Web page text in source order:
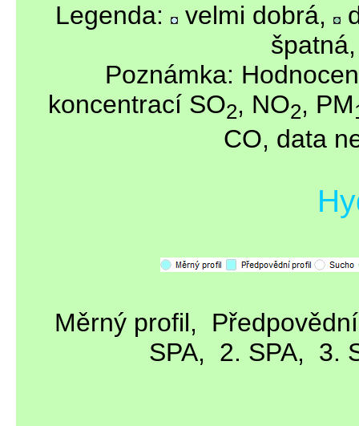
Legenda: velmi dobrá,
Poznámka:
koncentrací SO2, NO2, PM
CO, data
Měrný profil,
SPA,
2. SPA, 3.